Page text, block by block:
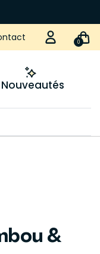
0
Nouveautés
&